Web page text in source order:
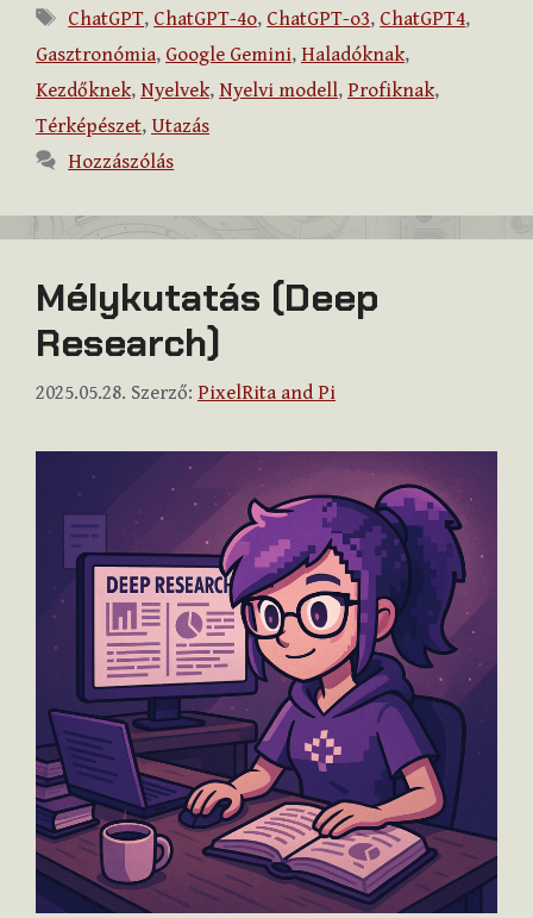
Címkék
ChatGPT, ChatGPT-4o, ChatGPT-o3, ChatGPT4,
Gasztronómia, Google Gemini, Haladóknak,
Kezdőknek, Nyelvek, Nyelvi modell, Profiknak,
Térképészet, Utazás
Hozzászólás
Mélykutatás (Deep
Research)
2025.05.28. Szerző: PixelRita and Pi